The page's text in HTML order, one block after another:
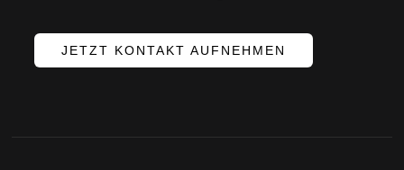
JETZT KONTAKT AUFNEHMEN